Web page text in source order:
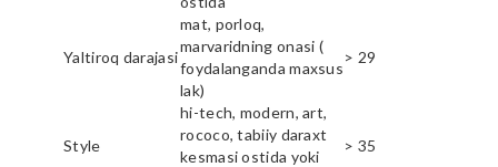
Yaltiroq darajasi
mat, porloq,
marvaridning onasi (
foydalanganda maxsus
lak)
> 29
Style
hi-tech, modern, art,
rococo, tabiiy daraxt
kesmasi ostida yoki
> 35